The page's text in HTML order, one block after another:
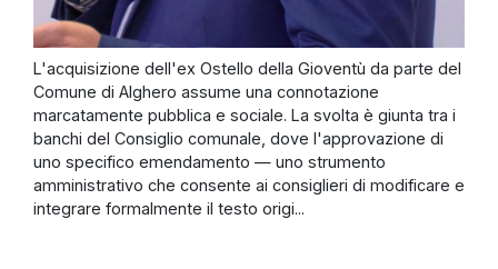
L'acquisizione dell'ex Ostello della Gioventù da parte del
Comune di Alghero assume una connotazione
marcatamente pubblica e sociale. La svolta è giunta tra i
banchi del Consiglio comunale, dove l'approvazione di
uno specifico emendamento — uno strumento
amministrativo che consente ai consiglieri di modificare e
integrare formalmente il testo origi...